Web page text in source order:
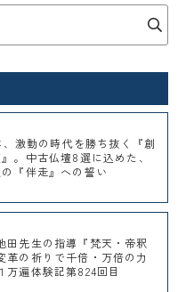
、激動の時代を勝ち抜く『創
。中古仏壇8選に込めた、
『伴走』への誓い
田先生の指導『梵天・帝釈
の祈りで千倍・万倍の力
万遍体験記第824回目